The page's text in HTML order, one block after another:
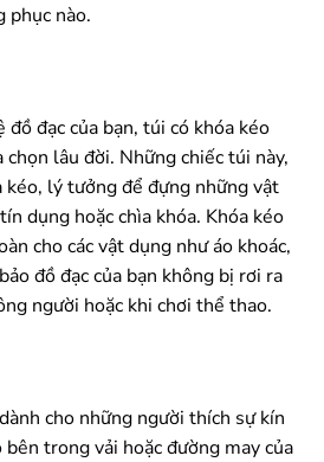
phục nào.
đồ đạc của bạn, túi có khóa kéo
lâu đời. Những chiếc túi này,
kéo, lý tưởng để đựng những vật
dụng hoặc chìa khóa. Khóa kéo
cho các vật dụng như áo khoác,
đồ đạc của bạn không bị rơi ra
người hoặc khi chơi thể thao.
cho những người thích sự kín
trong vải hoặc đường may của